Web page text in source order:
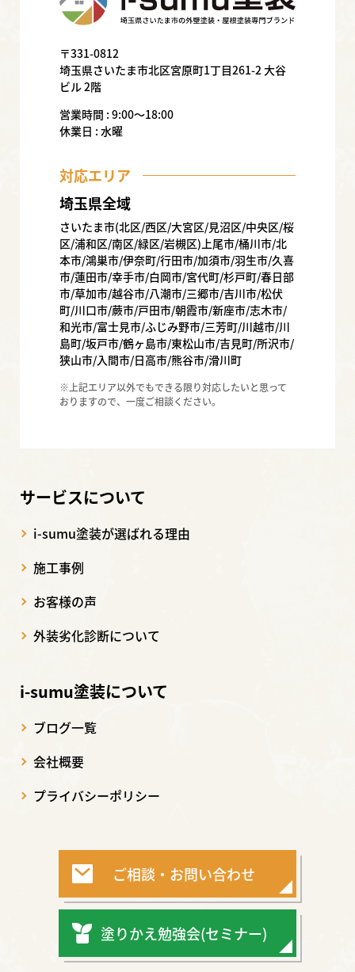
〒331-0812
埼玉県さいたま市北区宮原町1丁目261-2 大谷
ビル 2階
営業時間 : 9:00〜18:00
休業日 : 水曜
対応エリア
埼玉県全域
さいたま市(北区/西区/大宮区/見沼区/中央区/桜
区/浦和区/南区/緑区/岩槻区)上尾市/桶川市/北
本市/鴻巣市/伊奈町/行田市/加須市/羽生市/久喜
市/蓮田市/幸手市/白岡市/宮代町/杉戸町/春日部
市/草加市/越谷市/八潮市/三郷市/吉川市/松伏
町/川口市/蕨市/戸田市/朝霞市/新座市/志木市/
和光市/富士見市/ふじみ野市/三芳町/川越市/川
島町/坂戸市/鶴ヶ島市/東松山市/吉見町/所沢市/
狭山市/入間市/日高市/熊谷市/滑川町
※上記エリア以外でもできる限り対応したいと思って
おりますので、一度ご相談ください。
サービスについて
i-sumu塗装が選ばれる理由
施工事例
お客様の声
外装劣化診断について
i-sumu塗装について
ブログ一覧
会社概要
プライバシーポリシー
ご相談・お問い合わせ
塗りかえ勉強会(セミナー)